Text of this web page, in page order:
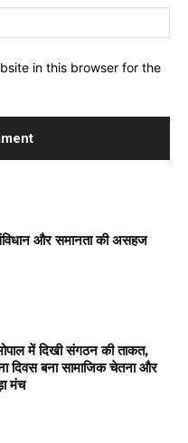
in this browser for the
और समानता की असहज
में दिखी संगठन की ताकत,
दिवस बना सामाजिक चेतना और
मंच